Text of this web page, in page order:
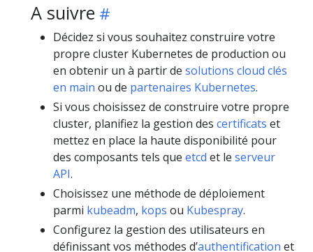
A suivre
Décidez si vous souhaitez construire votre
propre cluster Kubernetes de production ou
en obtenir un à partir de solutions cloud clés
en main ou de partenaires Kubernetes.
Si vous choisissez de construire votre propre
cluster, planifiez la gestion des certificats et
mettez en place la haute disponibilité pour
des composants tels que etcd et le serveur
API.
Choisissez une méthode de déploiement
parmi kubeadm, kops ou Kubespray.
Configurez la gestion des utilisateurs en
définissant vos méthodes d’authentification et